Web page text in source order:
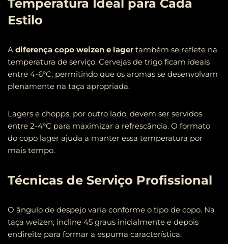
Temperatura Ideal para Cada
Estilo
A diferença copo weizen e lager também se reflete na
temperatura de serviço. Cervejas de trigo ficam ideais
entre 4-6°C, permitindo que os aromas se desenvolvam
plenamente na taça apropriada.
Lagers e chopps, por outro lado, devem ser servidos
entre 2-4°C para maximizar a refrescância. O formato
do copo lager ajuda a manter essa temperatura por
mais tempo.
Técnicas de Serviço Profissional
O ângulo de despejo varia conforme o tipo de copo. Na
taça weizen, incline 45 graus inicialmente e depois
endireite para formar a espuma característica.